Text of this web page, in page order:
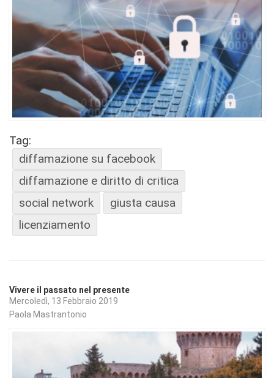
Tag:
diffamazione su facebook
diffamazione e diritto di critica
social network
giusta causa
licenziamento
Vivere il passato nel presente
Mercoledì, 13 Febbraio 2019
Paola Mastrantonio